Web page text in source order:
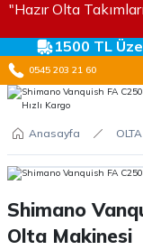
"Hazır Olta
1500 TL
0545 203 21 60
Anasayfa
Shimano
Olta Makinesi